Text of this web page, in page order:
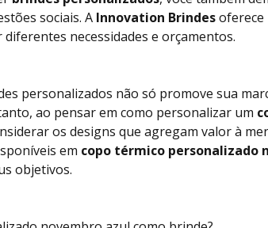
sociais. A Innovation Brindesoferece
necessidades e orçamentos.
personalizados não só promove sua
ao pensar em como personalizar um
os designs que agregam valor à
em copo térmico personalizado
objetivos.